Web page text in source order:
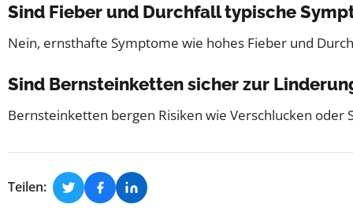
Sind Fieber und Durchfall typische
Nein, ernsthafte Symptome wie hohes Fieber und
Sind Bernsteinketten sicher zur
Bernsteinketten bergen Risiken wie Verschlucken
Teilen: